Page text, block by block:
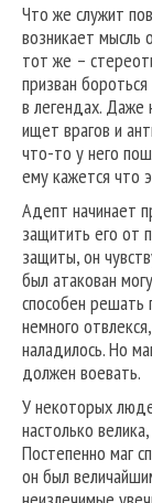
Что же служит
возникает мысль
тот же –
призван
в легендах. Даже
ищет врагов и
что-то у него
ему кажется что
Адепт начинает
защитить его от
защиты, он
был атакован
способен решать
немного
наладилось. Но
должен воевать.
У некоторых
настолько
Постепенно маг
он был